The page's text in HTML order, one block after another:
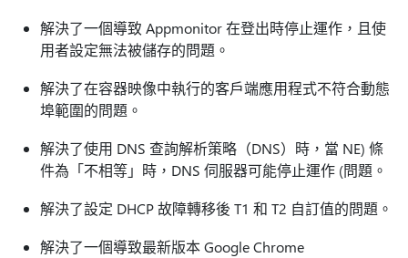
解決了一個導致 Appmonitor 在登出時停止運作，且使
用者設定無法被儲存的問題。
解決了在容器映像中執行的客戶端應用程式不符合動態
埠範圍的問題。
解決了使用 DNS 查詢解析策略（DNS）時，當 NE) 條
件為「不相等」時，DNS 伺服器可能停止運作 (問題。
解決了設定 DHCP 故障轉移後 T1 和 T2 自訂值的問題。
解決了一個導致最新版本 Google Chrome